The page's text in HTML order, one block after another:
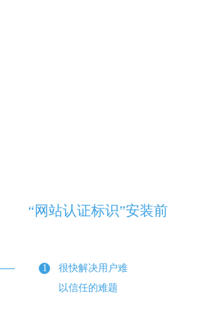
“网站认证标识”安装前
1
很快解决用户难
以信任的难题